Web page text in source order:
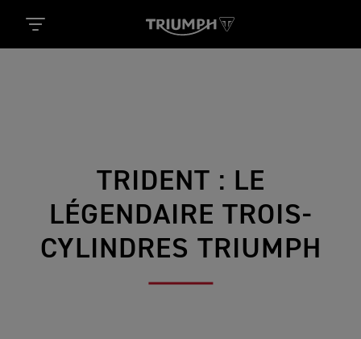
TRIDENT : LE
LÉGENDAIRE TROIS-
CYLINDRES TRIUMPH